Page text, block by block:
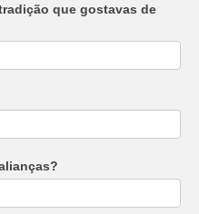
que gostavas de